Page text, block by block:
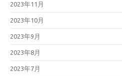
2023年11月
2023年10月
2023年9月
2023年8月
2023年7月